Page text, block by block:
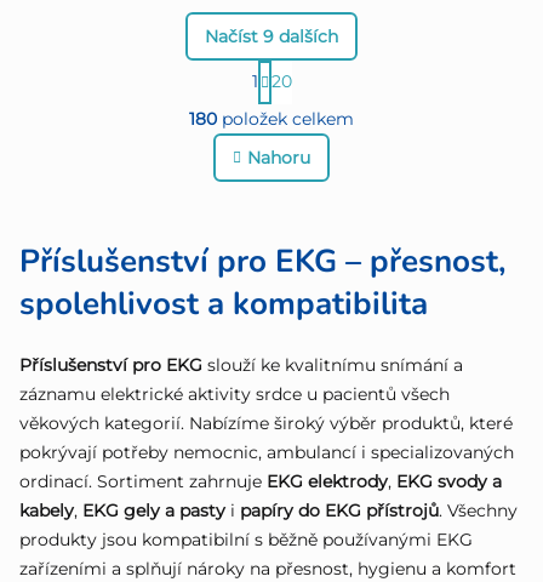
O
v
l
d
a
c
í
p
r
v
k
Načíst 9 dalších
S
t
r
á
k
o
á
n
í
1
20
180 položek celkem
Nahoru
Příslušenství pro EKG – přesnost,
spolehlivost a kompatibilita
Příslušenství pro EKG slouží ke kvalitnímu snímání a
záznamu elektrické aktivity srdce u pacientů všech
věkových kategorií. Nabízíme široký výběr produktů, které
pokrývají potřeby nemocnic, ambulancí i specializovaných
ordinací. Sortiment zahrnuje EKG elektrody, EKG svody a
kabely, EKG gely a pasty i papíry do EKG přístrojů. Všechny
produkty jsou kompatibilní s běžně používanými EKG
zařízeními a splňují nároky na přesnost, hygienu a komfort